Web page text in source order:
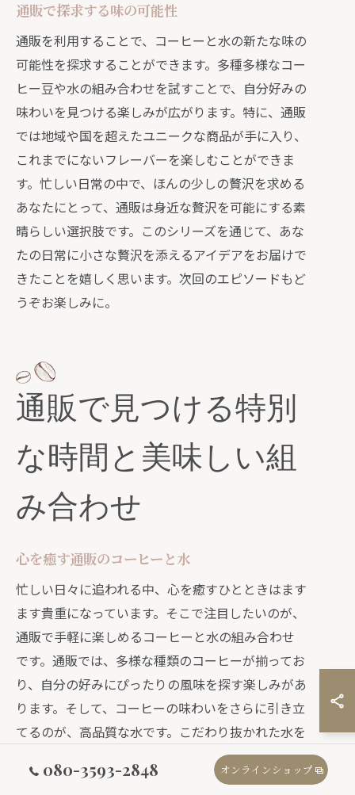
通販で探求する味の可能性
通販を利用することで、コーヒーと水の新たな味の
可能性を探求することができます。多種多様なコー
ヒー豆や水の組み合わせを試すことで、自分好みの
味わいを見つける楽しみが広がります。特に、通販
では地域や国を超えたユニークな商品が手に入り、
これまでにないフレーバーを楽しむことができま
す。忙しい日常の中で、ほんの少しの贅沢を求める
あなたにとって、通販は身近な贅沢を可能にする素
晴らしい選択肢です。このシリーズを通じて、あな
たの日常に小さな贅沢を添えるアイデアをお届けで
きたことを嬉しく思います。次回のエピソードもど
うぞお楽しみに。
通販で見つける特別
な時間と美味しい組
み合わせ
心を癒す通販のコーヒーと水
忙しい日々に追われる中、心を癒すひとときはます
ます貴重になっています。そこで注目したいのが、
通販で手軽に楽しめるコーヒーと水の組み合わせ
です。通販では、多様な種類のコーヒーが揃ってお
り、自分の好みにぴったりの風味を探す楽しみがあ
ります。そして、コーヒーの味わいをさらに引き立
てるのが、高品質な水です。こだわり抜かれた水を
使うことで、コーヒーの香りと味が格段に深まりま
す。自分だけのオアシスを感じる時間を、通販の利
080-3593-2848 オンラインショップ